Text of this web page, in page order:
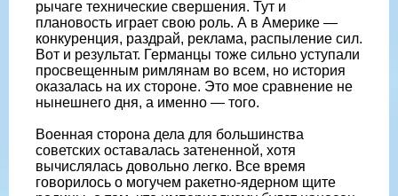
рычаге технические свершения. Тут и
плановость играет свою роль. А в Америке —
конкуренция, раздрай, реклама, распыление сил.
Вот и результат. Германцы тоже сильно уступали
просвещенным римлянам во всем, но история
оказалась на их стороне. Это мое сравнение не
нынешнего дня, а именно — того.
Военная сторона дела для большинства
советских оставалась затененной, хотя
вычислялась довольно легко. Все время
говорилось о могучем ракетно-ядерном щите